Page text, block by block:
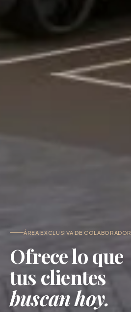
ÁREA EXCLUSIVA DE
Ofrece lo que
tus clientes
buscan hoy.